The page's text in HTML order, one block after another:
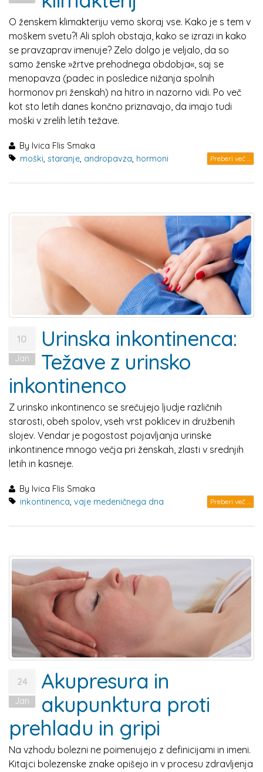
O ženskem klimakteriju vemo skoraj vse. Kako je s tem v
moškem svetu?! Ali sploh obstaja, kako se izrazi in kako
se pravzaprav imenuje? Zelo dolgo je veljalo, da so
samo ženske »žrtve prehodnega obdobja«, saj se
menopavza (padec in posledice nižanja spolnih
hormonov pri ženskah) na hitro in nazorno vidi. Po več
kot sto letih danes končno priznavajo, da imajo tudi
moški v zrelih letih težave.
By Ivica Flis Smaka
moški, staranje, andropavza, hormoni Preberi več ...
10
Jan
Urinska inkontinenca:
Težave z urinsko
inkontinenco
Z urinsko inkontinenco se srečujejo ljudje različnih
starosti, obeh spolov, vseh vrst poklicev in družbenih
slojev. Vendar je pogostost pojavljanja urinske
inkontinence mnogo večja pri ženskah, zlasti v srednjih
letih in kasneje.
By Ivica Flis Smaka
inkontinenca vaje medeničnega dna Preberi več ...
24
Jan
Akupresura in
akupunktura proti
prehladu in gripi
Na vzhodu bolezni ne poimenujejo z definicijami in imeni.
Kitajci bolezenske znake opišejo in v procesu zdravljenja